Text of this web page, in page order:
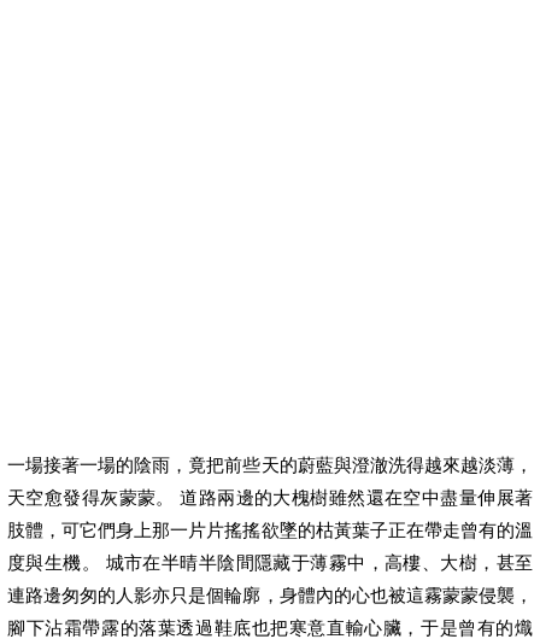
一場接著一場的陰雨，竟把前些天的蔚藍與澄澈洗得越來越淡薄，
天空愈發得灰蒙蒙。 道路兩邊的大槐樹雖然還在空中盡量伸展著
肢體，可它們身上那一片片搖搖欲墜的枯黃葉子正在帶走曾有的溫
度與生機。 城市在半晴半陰間隱藏于薄霧中，高樓、大樹，甚至
連路邊匆匆的人影亦只是個輪廓，身體內的心也被這霧蒙蒙侵襲，
腳下沾霜帶露的落葉透過鞋底也把寒意直輸心臟，于是曾有的熾